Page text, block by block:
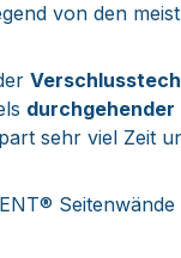
von den
sehr viel Zeit
Seitenwände